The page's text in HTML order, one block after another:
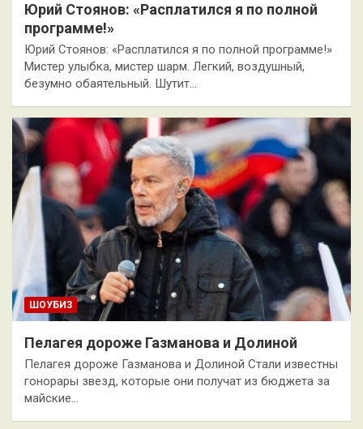
Юрий Стоянов: «Расплатился я по полной
программе!»
Юрий Стоянов: «Расплатился я по полной программе!»
Мистер улыбка, мистер шарм. Легкий, воздушный,
безумно обаятельный. Шутит…
ШОУБИЗ
Пелагея дороже Газманова и Долиной
Пелагея дороже Газманова и Долиной Стали известны
гонорары звезд, которые они получат из бюджета за
майские…